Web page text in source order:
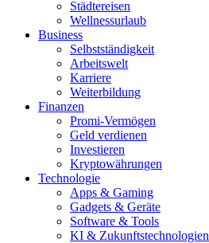
Städtereisen
Wellnessurlaub
Business
Selbstständigkeit
Arbeitswelt
Karriere
Weiterbildung
Finanzen
Promi-Vermögen
Geld verdienen
Investieren
Kryptowährungen
Technologie
Apps & Gaming
Gadgets & Geräte
Software & Tools
KI & Zukunftstechnologien